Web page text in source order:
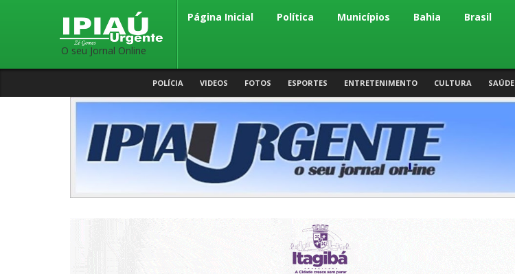
O seu Jornal Online
Página Inicial Política Municípios Bahia Brasil
POLÍCIA VIDEOS FOTOS ESPORTES ENTRETENIMENTO CULTURA SAÚDE